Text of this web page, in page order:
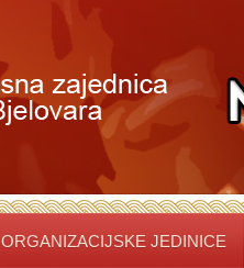
ORGANIZACIJSKE JEDINICE